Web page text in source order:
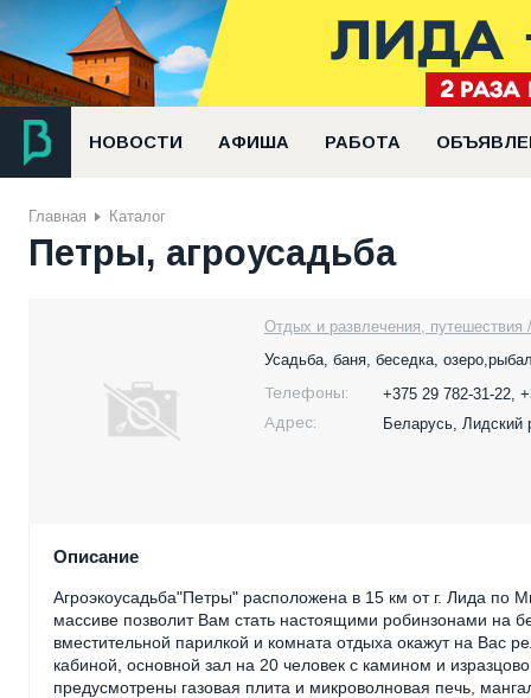
НОВОСТИ АФИША РАБОТА
Главная Каталог
Петры, агроусадьба
Отдых и развлечения, путешествия
Усадьба, баня, беседка,
Телефоны:
+375 29 782-31-22,
Адрес:
Беларусь, Лидский
Описание
Агроэкоусадьба"Петры" расположена в 15 км от г. Лида по
массиве позволит Вам стать настоящими робинзонами на
вместительной парилкой и комната отдыха окажут на Вас
кабиной, основной зал на 20 человек с камином и
предусмотрены газовая плита и микроволновая печь,